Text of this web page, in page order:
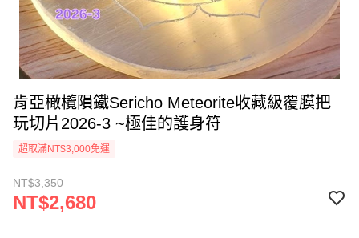
肯亞橄欖隕鐵Sericho Meteorite收藏級覆膜把
玩切片2026-3 ~極佳的護身符
超取滿NT$3,000免運
NT$3,350
NT$2,680